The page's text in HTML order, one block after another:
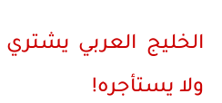
الخليج العربي
ولا يستأجره!